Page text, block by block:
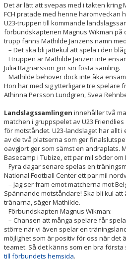
Det är lätt att svepas med i takten kring
FCH pratade med henne häromveckan
U23-truppen till kommande
förbundskaptenen Magnus Wikman på
trupp fanns Mathilde Janzens namn
– Det ska bli jättekul att spela i den
I truppen är Mathilde Janzen inte
Julia Ragnarsson gör sin fösta samling.
Mathilde behöver dock inte åka
Hon har med sig ytterligare tre spelare
Athinna Persson Lundgren, Svea
Landslagssamlingen innehåller två
matchen i gruppspelet av U23
för motståndet. U23-landslaget har allt
av de två platserna som ger
oavgjort ger som sämst en andraplats.
Basecamp i Tubize, ett par mil söder om
Fyra dagar senare spelas en
National Football Center ett par mil
– Jag ser fram emot matcherna mot
Spännande motståndare! Ska bli kul
tränarna, säger Mathilde.
Förbundskapten Magnus Wikman:
– Chansen att många spelare får
större när vi även spelar en
möjlighet som är positiv för oss när det
teamet. Så det känns som en bra
till förbundets hemsida.